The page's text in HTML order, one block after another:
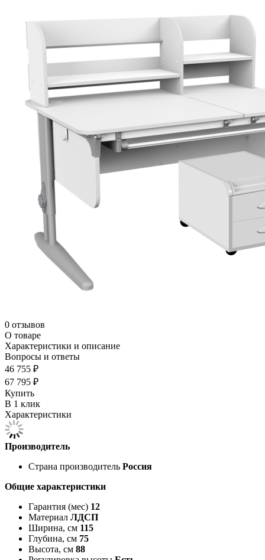
0 отзывов
О товаре
Характеристики и описание
Вопросы и ответы
46 755 ₽
67 795 ₽
Купить
В 1 клик
Характеристики
Производитель
Страна производитель Россия
Общие характеристики
Гарантия (мес) 12
Материал ЛДСП
Ширина, см 115
Глубина, см 75
Высота, см 88